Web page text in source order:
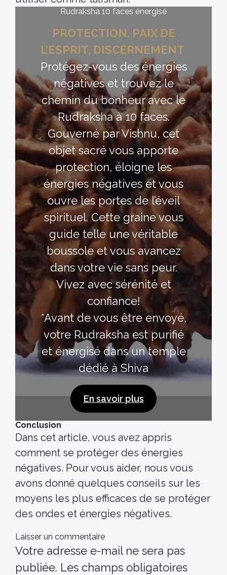
Rudraksha 10 faces énergisé
PROTECTION, PAIX DE
L’ESPRIT, DISCERNEMENT
Protégez-vous des énergies
négatives et trouvez le
chemin du bonheur avec le
Rudraksha à 10 faces.
Gouverné par Vishnu, cet
objet sacré vous apporte
protection, éloigne les
énergies négatives et vous
ouvre les portes de l’éveil
spirituel. Cette graine vous
guide telle une véritable
boussole et vous avancez
dans votre vie sans peur.
Vivez avec sérénité et
confiance!
*Avant de vous être envoyé,
votre Rudraksha est purifié
et énergisé dans un temple
dédié à Shiva
En savoir plus
Conclusion
Dans cet article, vous avez appris
comment se protéger des énergies
négatives. Pour vous aider, nous vous
avons donné quelques conseils sur les
moyens les plus efficaces de se protéger
des ondes et énergies négatives.
Laisser un commentaire
Votre adresse e-mail ne sera pas
publiée. Les champs obligatoires